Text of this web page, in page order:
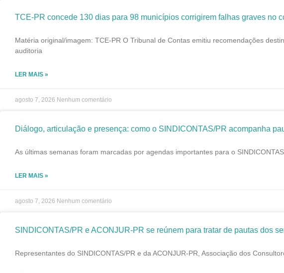
TCE-PR concede 130 dias para 98 municípios corrigirem falhas graves no
Matéria original/imagem: TCE-PR O Tribunal de Contas emitiu recomendações
auditoria
LER MAIS »
agosto 7, 2026 Nenhum comentário
Diálogo, articulação e presença: como o SINDICONTAS/PR acompanha
As últimas semanas foram marcadas por agendas importantes para o
LER MAIS »
agosto 7, 2026 Nenhum comentário
SINDICONTAS/PR e ACONJUR-PR se reúnem para tratar de pautas dos
Representantes do SINDICONTAS/PR e da ACONJUR-PR, Associação dos